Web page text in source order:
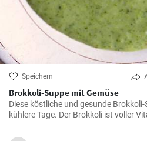
Speichern
Brokkoli-Suppe mit Gemüse
Diese köstliche und gesunde
kühlere Tage. Der Brokkoli ist voller
weitere leckere und nahrhafte
zuzubereiten und wird sicher alle